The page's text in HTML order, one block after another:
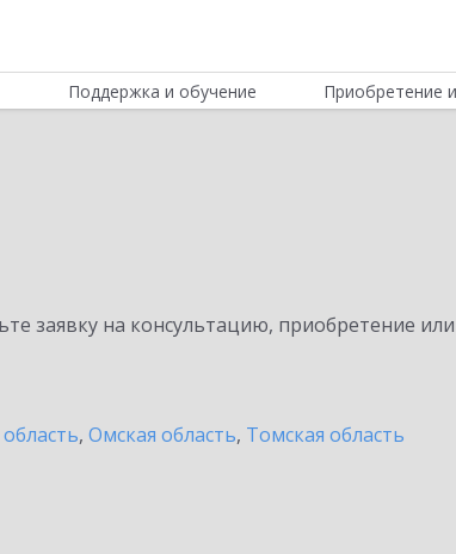
Поддержка и обучение Приобретение
заявку на консультацию, приобретение или
, Омская область, Томская область